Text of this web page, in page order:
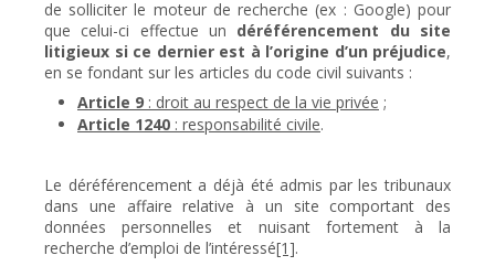
de solliciter le moteur de recherche (ex : Google) pour
que celui-ci effectue un déréférencement du site
litigieux si ce dernier est à l’origine d’un préjudice,
en se fondant sur les articles du code civil suivants :
Article 9 : droit au respect de la vie privée ;
Article 1240 : responsabilité civile.
Le déréférencement a déjà été admis par les tribunaux
dans une affaire relative à un site comportant des
données personnelles et nuisant fortement à la
recherche d’emploi de l’intéressé[1].